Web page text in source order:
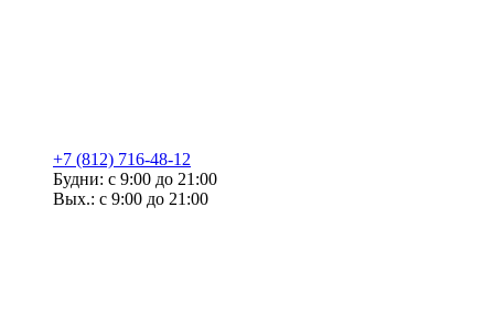
+7 (812) 716-48-12
Будни: с 9:00 до 21:00
Вых.: с 9:00 до 21:00